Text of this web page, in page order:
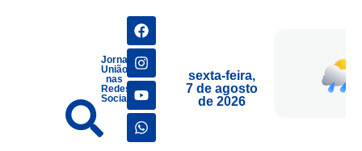
Jornais
União
nas
Redes
Sociais
sexta-feira,
7 de agosto
de 2026